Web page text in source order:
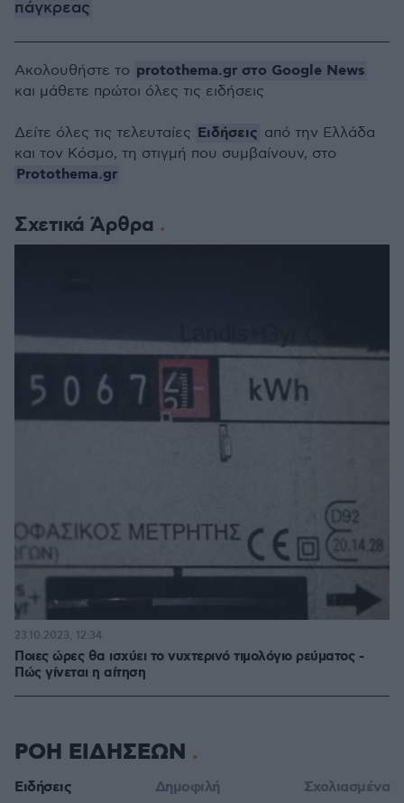
πάγκρεας
Σχετικά Άρθρα
Ποιες ώρες θα ισχύει το νυχτερινό τιμολόγιο ρεύματος -
Πώς γίνεται η αίτηση
23.10.2023, 12:34
Ακολουθήστε το protothema.gr στο Google News
και μάθετε πρώτοι όλες τις ειδήσεις
Δείτε όλες τις τελευταίες Ειδήσεις από την Ελλάδα
και τον Κόσμο, τη στιγμή που συμβαίνουν, στο
Protothema.gr
ΡΟΗ ΕΙΔΗΣΕΩΝ
Ειδήσεις Δημοφιλή Σχολιασμένα